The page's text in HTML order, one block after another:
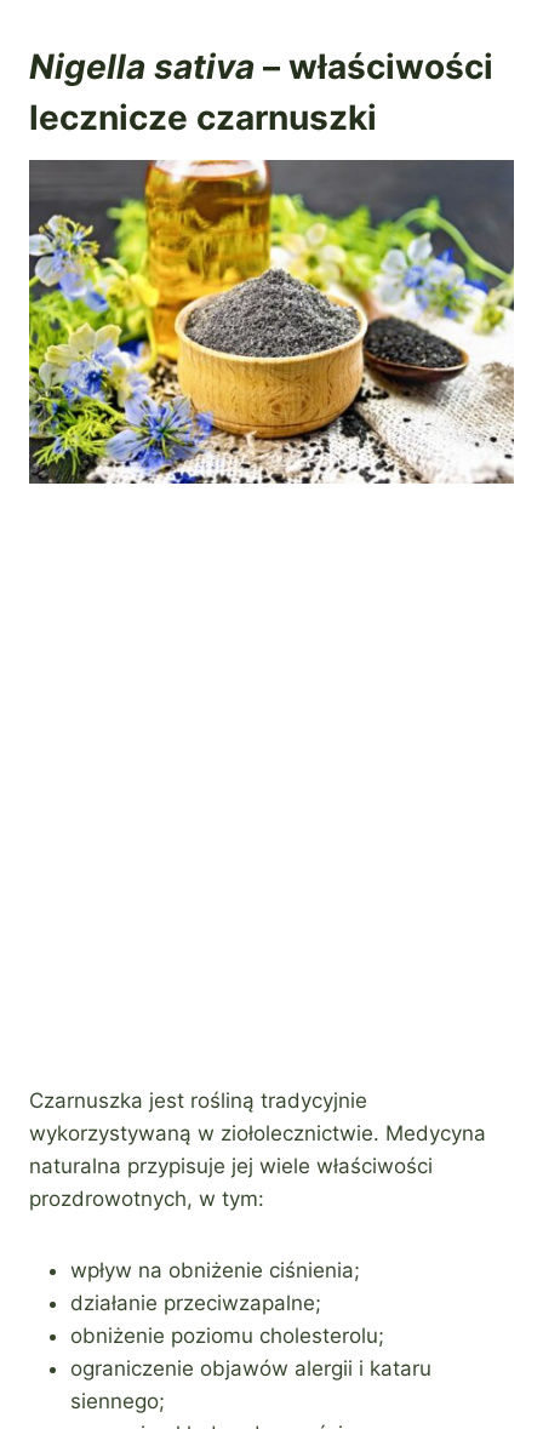
Nigella sativa – właściwości
lecznicze czarnuszki
Czarnuszka jest rośliną tradycyjnie
wykorzystywaną w ziołolecznictwie. Medycyna
naturalna przypisuje jej wiele właściwości
prozdrowotnych, w tym:
wpływ na obniżenie ciśnienia;
działanie przeciwzapalne;
obniżenie poziomu cholesterolu;
ograniczenie objawów alergii i kataru
siennego;